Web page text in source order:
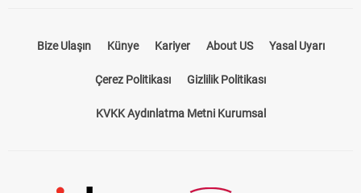
Bize Ulaşın Künye Kariyer About US Yasal Uyarı
Çerez Politikası Gizlilik Politikası
KVKK Aydınlatma Metni Kurumsal